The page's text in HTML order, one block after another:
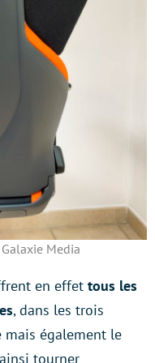
Media
en effet tous les
, dans les trois
mais également le
tourner